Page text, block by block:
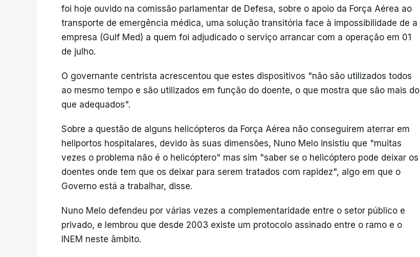
foi hoje ouvido na comissão parlamentar de Defesa, sobre o apoio da Força Aérea ao
transporte de emergência médica, uma solução transitória face à impossibilidade de a
empresa (Gulf Med) a quem foi adjudicado o serviço arrancar com a operação em 01
de julho.
O governante centrista acrescentou que estes dispositivos "não são utilizados todos
ao mesmo tempo e são utilizados em função do doente, o que mostra que são mais do
que adequados".
Sobre a questão de alguns helicópteros da Força Aérea não conseguirem aterrar em
heliportos hospitalares, devido às suas dimensões, Nuno Melo insistiu que "muitas
vezes o problema não é o helicóptero" mas sim "saber se o helicóptero pode deixar os
doentes onde tem que os deixar para serem tratados com rapidez", algo em que o
Governo está a trabalhar, disse.
Nuno Melo defendeu por várias vezes a complementaridade entre o setor público e
privado, e lembrou que desde 2003 existe um protocolo assinado entre o ramo e o
INEM neste âmbito.